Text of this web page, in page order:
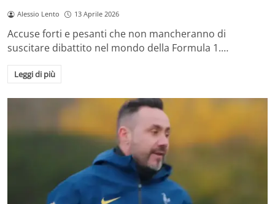
Alessio Lento 13 Aprile 2026
Accuse forti e pesanti che non mancheranno di
suscitare dibattito nel mondo della Formula 1.…
Leggi di più